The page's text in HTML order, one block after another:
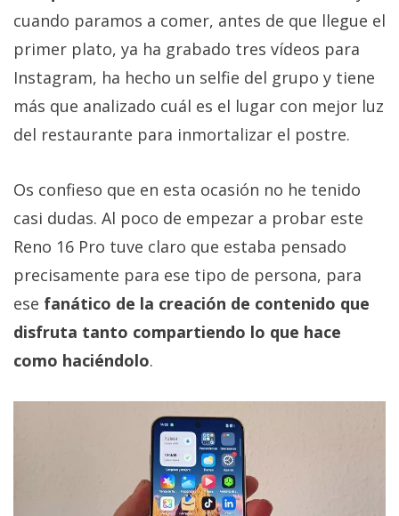
cuando paramos a comer, antes de que llegue el
primer plato, ya ha grabado tres vídeos para
Instagram, ha hecho un selfie del grupo y tiene
más que analizado cuál es el lugar con mejor luz
del restaurante para inmortalizar el postre.
Os confieso que en esta ocasión no he tenido
casi dudas. Al poco de empezar a probar este
Reno 16 Pro tuve claro que estaba pensado
precisamente para ese tipo de persona, para
ese fanático de la creación de contenido que
disfruta tanto compartiendo lo que hace
como haciéndolo.